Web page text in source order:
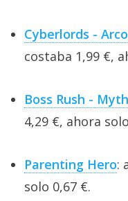
Cyberlords -
costaba 1,99 €,
Boss Rush -
4,29 €, ahora
Parenting Hero:
solo 0,67 €.